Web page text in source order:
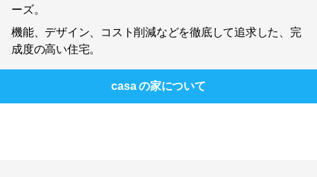
ーズ。
機能、デザイン、コスト削減などを徹底して追求した、完
成度の高い住宅。
casa の家について